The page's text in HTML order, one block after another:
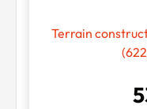
Terrain